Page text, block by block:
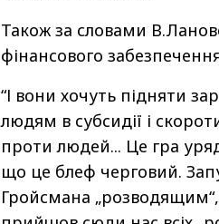
Також за словами
фінансового
“І вони хочуть підняти
людям в субсидії і
проти людей... Це гра
що це блеф черговий.
Гройсмана „розводящим“,